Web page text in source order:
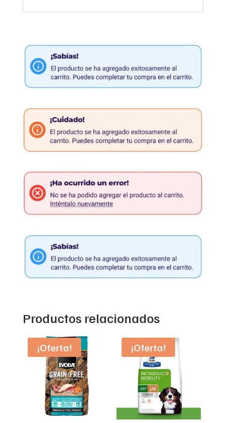
Productos relacionados
¡Oferta! ¡Oferta!